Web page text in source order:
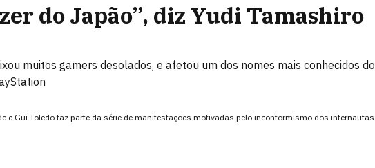
do Japão”, diz Yudi Tamashiro
muitos gamers desolados, e afetou um dos nomes mais conhecidos do
e Gui Toledo faz parte da série de manifestações motivadas pelo inconformismo dos internautas